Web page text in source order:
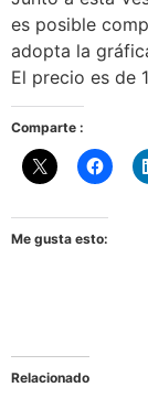
es posible
adopta la
El precio es de
Comparte :
Me gusta esto:
Relacionado